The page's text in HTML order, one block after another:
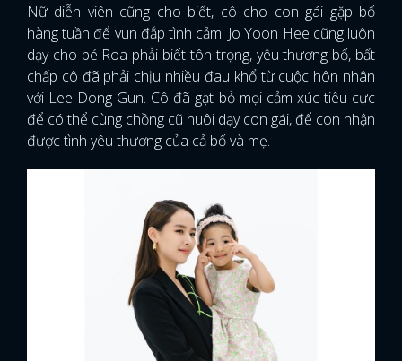
Nữ diễn viên cũng cho biết, cô cho con gái gặp bố
hàng tuần để vun đắp tình cảm. Jo Yoon Hee cũng luôn
dạy cho bé Roa phải biết tôn trọng, yêu thương bố, bất
chấp cô đã phải chịu nhiều đau khổ từ cuộc hôn nhân
với Lee Dong Gun. Cô đã gạt bỏ mọi cảm xúc tiêu cực
để có thể cùng chồng cũ nuôi dạy con gái, để con nhận
được tình yêu thương của cả bố và mẹ.